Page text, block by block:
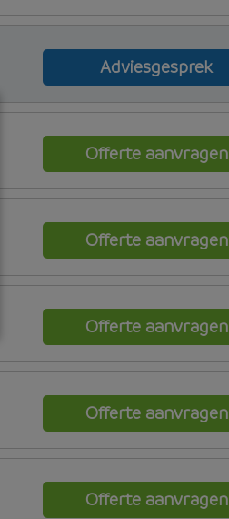
Adviesgesprek
Offerte aanvragen
Offerte aanvragen
Offerte aanvragen
Offerte aanvragen
Offerte aanvragen